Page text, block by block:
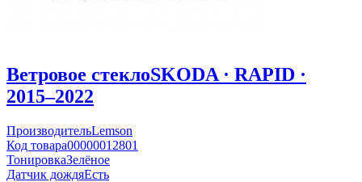
Ветровое стеклоSKODA · RAPID ·
2015–2022
ПроизводительLemson
Код товара00000012801
ТонировкаЗелёное
Датчик дождяЕсть